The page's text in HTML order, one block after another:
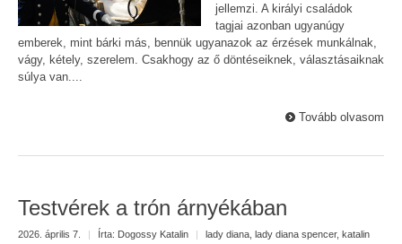
jellemzi. A királyi családok
tagjai azonban ugyanúgy
emberek, mint bárki más, bennük ugyanazok az érzések munkálnak,
vágy, kétely, szerelem. Csakhogy az ő döntéseiknek, választásaiknak
súlya van....
Tovább olvasom
Testvérek a trón árnyékában
2026. április 7. | Írta: Dogossy Katalin | lady diana lady diana spencer, katalin